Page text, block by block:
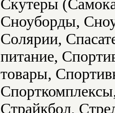
Скутеры
Сноуборды,
Солярии,
питание,
товары,
Страйкбол,